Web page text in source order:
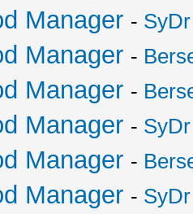
Manager - SyDr
Manager -
Manager -
Manager - SyDr
Manager -
Manager - SyDr